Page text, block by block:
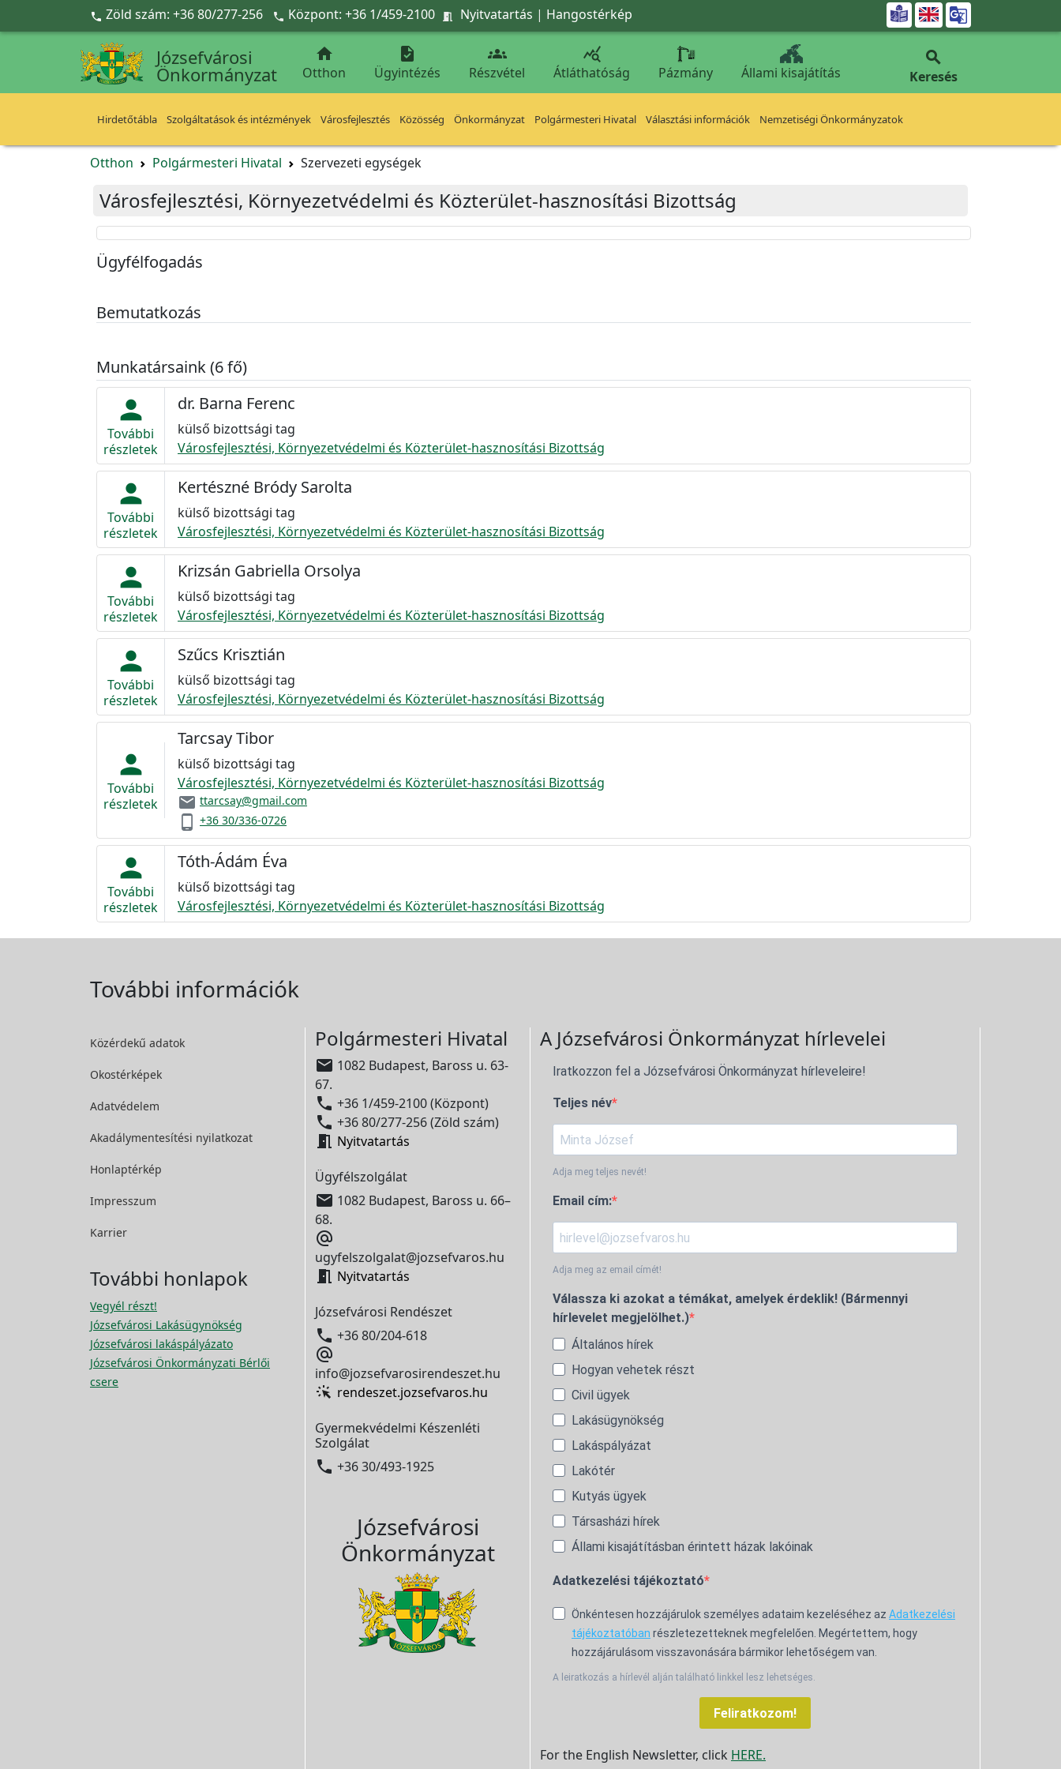
Ugrás a fő tartalomra
 Zöld szám: +36 80/277-256  Központ: +36 1/459-2100  Nyitvatartás | Hangostérkép 
Józsefvárosi
Önkormányzat

Otthon

Ügyintézés

Részvétel

Átláthatóság Pázmány Állami kisajátítás

Keresés
Hirdetőtábla Szolgáltatások és intézmények Városfejlesztés Közösség Önkormányzat Polgármesteri Hivatal Választási információk Nemzetiségi Önkormányzatok
Otthon Polgármesteri Hivatal Szervezeti egységek
Városfejlesztési, Környezetvédelmi és Közterület-hasznosítási Bizottság
Ügyfélfogadás
Bemutatkozás
Munkatársaink (6 fő)
person
További
részletek
dr. Barna Ferenc
külső bizottsági tag
Városfejlesztési, Környezetvédelmi és Közterület-hasznosítási Bizottság
person
További
részletek
Kertészné Bródy Sarolta
külső bizottsági tag
Városfejlesztési, Környezetvédelmi és Közterület-hasznosítási Bizottság
person
További
részletek
Krizsán Gabriella Orsolya
külső bizottsági tag
Városfejlesztési, Környezetvédelmi és Közterület-hasznosítási Bizottság
person
További
részletek
Szűcs Krisztián
külső bizottsági tag
Városfejlesztési, Környezetvédelmi és Közterület-hasznosítási Bizottság
person
További
részletek
Tarcsay Tibor
külső bizottsági tag
Városfejlesztési, Környezetvédelmi és Közterület-hasznosítási Bizottság
email ttarcsay@gmail.com
phone_android +36 30/336-0726
person
További
részletek
Tóth-Ádám Éva
külső bizottsági tag
Városfejlesztési, Környezetvédelmi és Közterület-hasznosítási Bizottság
További információk
Közérdekű adatok
Okostérképek
Adatvédelem
Akadálymentesítési nyilatkozat
Honlaptérkép
Impresszum
Karrier
További honlapok
Vegyél részt!
Józsefvárosi Lakásügynökség
Józsefvárosi lakáspályázato
Józsefvárosi Önkormányzati Bérlői
csere
Polgármesteri Hivatal
 1082 Budapest, Baross u. 63-
67.
 +36 1/459-2100 (Központ)
 +36 80/277-256 (Zöld szám)
 Nyitvatartás
Ügyfélszolgálat
 1082 Budapest, Baross u. 66–
68.

ugyfelszolgalat@jozsefvaros.hu
 Nyitvatartás
Józsefvárosi Rendészet
 +36 80/204-618

info@jozsefvarosirendeszet.hu
rendeszet.jozsefvaros.hu
Gyermekvédelmi Készenléti
Szolgálat
 +36 30/493-1925
Józsefvárosi
Önkormányzat
A Józsefvárosi Önkormányzat hírlevelei
Iratkozzon fel a Józsefvárosi Önkormányzat hírleveleire!
Teljes név
Adja meg teljes nevét!
Email cím:
Adja meg az email címét!
Válassza ki azokat a témákat, amelyek érdeklik! (Bármennyi
hírlevelet megjelölhet.)
Általános hírek
Hogyan vehetek részt
Civil ügyek
Lakásügynökség
Lakáspályázat
Lakótér
Kutyás ügyek
Társasházi hírek
Állami kisajátításban érintett házak lakóinak
Adatkezelési tájékoztató
Önkéntesen hozzájárulok személyes adataim kezeléséhez az Adatkezelési
tájékoztatóban részletezetteknek megfelelően. Megértettem, hogy
hozzájárulásom visszavonására bármikor lehetőségem van.
A leiratkozás a hírlevél alján található linkkel lesz lehetséges.
Feliratkozom!
For the English Newsletter, click HERE.